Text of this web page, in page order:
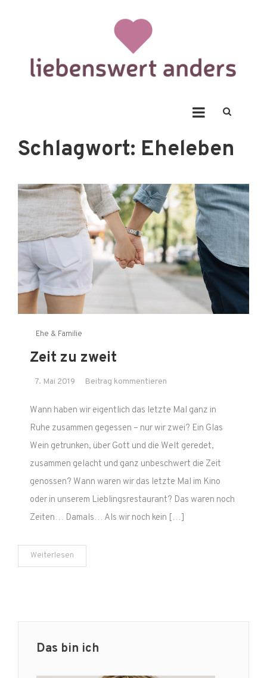
Liebenswert Anders
Schlagwort: Eheleben
Ehe & Familie
Zeit zu zweit
7. Mai 2019 Beitrag kommentieren
zu
zweit
Wann haben wir eigentlich das letzte Mal ganz in
Ruhe zusammen gegessen – nur wir zwei? Ein Glas
Wein getrunken, über Gott und die Welt geredet,
zusammen gelacht und ganz unbeschwert die Zeit
genossen? Wann waren wir das letzte Mal im Kino
oder in unserem Lieblingsrestaurant? Das waren noch
Zeiten… Damals… Als wir noch kein […]
Weiterlesen
Das bin ich